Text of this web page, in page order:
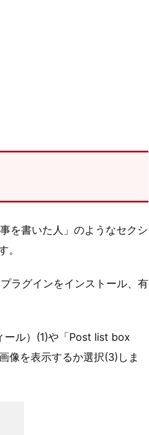
を書いた人」のようなセクシ
。
ラグインをインストール、有
ル）(1)や「Post list box
像を表示するか選択(3)しま